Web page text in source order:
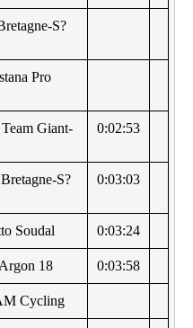
S?
Pro
Giant-
0:02:53
S?
0:03:03
Soudal 0:03:24
18 0:03:58
Cycling